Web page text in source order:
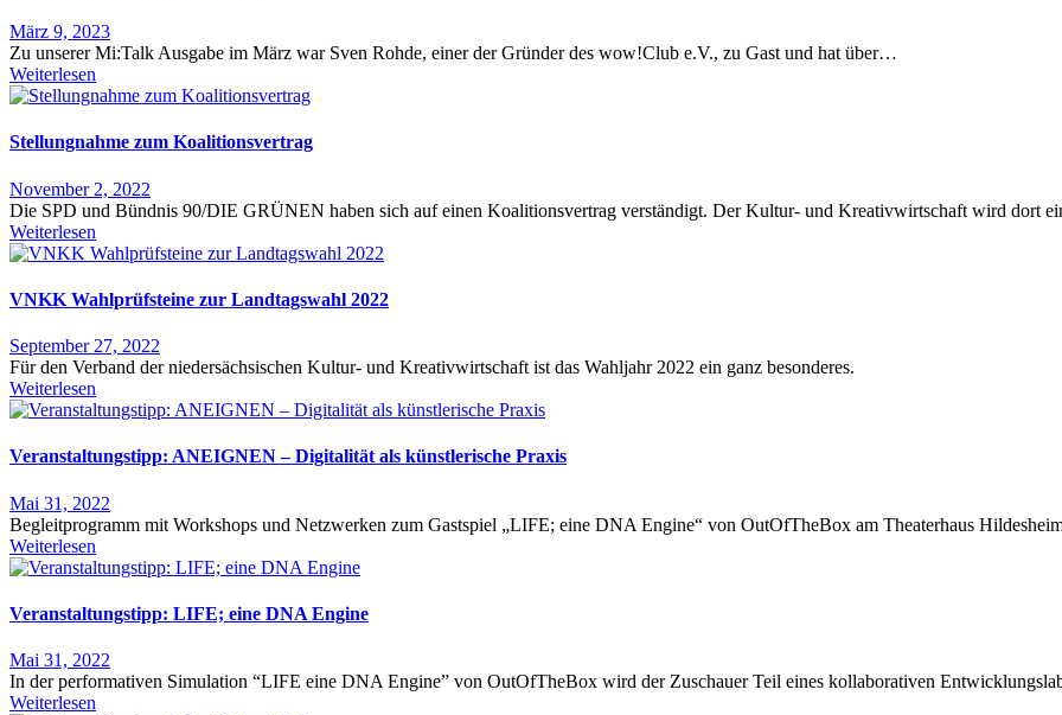
März 9, 2023
Zu unserer Mi:Talk Ausgabe im März war Sven Rohde, einer der Gründer des wow!Club e.V., zu Gast und hat über…
Weiterlesen
Stellungnahme zum Koalitionsvertrag
November 2, 2022
Die SPD und Bündnis 90/DIE GRÜNEN haben sich auf einen Koalitionsvertrag verständigt. Der Kultur- und Kreativwirtschaft wird dort
Weiterlesen
VNKK Wahlprüfsteine zur Landtagswahl 2022
September 27, 2022
Für den Verband der niedersächsischen Kultur- und Kreativwirtschaft ist das Wahljahr 2022 ein ganz besonderes.
Weiterlesen
Veranstaltungstipp: ANEIGNEN – Digitalität als künstlerische Praxis
Mai 31, 2022
Begleitprogramm mit Workshops und Netzwerken zum Gastspiel „LIFE; eine DNA Engine“ von OutOfTheBox am Theaterhaus
Weiterlesen
Veranstaltungstipp: LIFE; eine DNA Engine
Mai 31, 2022
In der performativen Simulation “LIFE eine DNA Engine” von OutOfTheBox wird der Zuschauer Teil eines kollaborativen
Weiterlesen